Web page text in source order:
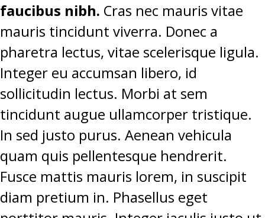
faucibus nibh. Cras nec mauris vitae
mauris tincidunt viverra. Donec a
pharetra lectus, vitae scelerisque ligula.
Integer eu accumsan libero, id
sollicitudin lectus. Morbi at sem
tincidunt augue ullamcorper tristique.
In sed justo purus. Aenean vehicula
quam quis pellentesque hendrerit.
Fusce mattis mauris lorem, in suscipit
diam pretium in. Phasellus eget